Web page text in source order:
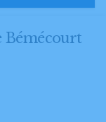
Bémécourt